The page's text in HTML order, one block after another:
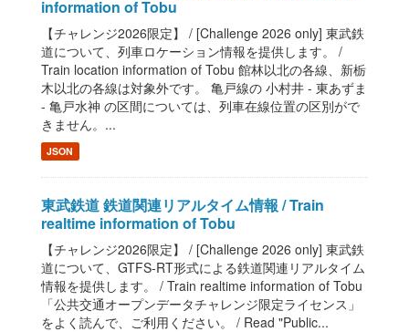
information of Tobu
【チャレンジ2026限定】 / [Challenge 2026 only] 東武鉄
道について、列車ロケーション情報を提供します。 /
Train location information of Tobu 館林以北の各線、新栃
木以北の各線は対象外です。 亀戸線の 小村井 - 東あずま
- 亀戸水神 の区間については、列車在線位置の区別がで
きません。...
JSON
東武鉄道 鉄道関連リアルタイム情報 / Train
realtime information of Tobu
【チャレンジ2026限定】 / [Challenge 2026 only] 東武鉄
道について、GTFS-RT形式による鉄道関連リアルタイム
情報を提供します。 / Train realtime information of Tobu
「公共交通オープンデータチャレンジ限定ライセンス」
をよく読んで、ご利用ください。 / Read "Public...